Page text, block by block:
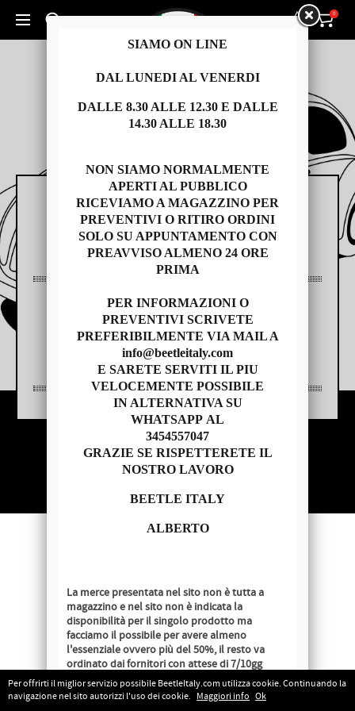
Cerca un prodotto... 0 0
Per offrirti il miglior servizio possibile BeetleItaly.com utilizza cookie. Continuando la
navigazione nel sito autorizzi l'uso dei cookie. Maggiori info Ok
RICAMBI
AUTO USATE
Copyright © 2014 - BEETLE ITALY
P.IVA 04209620279
SIAMO ON LINE
DAL LUNEDI AL VENERDI
DALLE 8.30 ALLE 12.30 E DALLE
14.30 ALLE 18.30
NON SIAMO NORMALMENTE
APERTI AL PUBBLICO
RICEVIAMO A MAGAZZINO PER
PREVENTIVI O RITIRO ORDINI
SOLO SU APPUNTAMENTO CON
PREAVVISO ALMENO 24 ORE
PRIMA
PER INFORMAZIONI O
PREVENTIVI SCRIVETE
PREFERIBILMENTE VIA MAIL A
info@beetleitaly.com
E SARETE SERVITI IL PIU
VELOCEMENTE POSSIBILE
IN ALTERNATIVA SU
WHATSAPP AL
3454557047
GRAZIE SE RISPETTERETE IL
NOSTRO LAVORO
BEETLE ITALY
ALBERTO
La merce presentata nel sito non è tutta a
magazzino e nel sito non è indicata la
disponibilità per il singolo prodotto ma
facciamo il possibile per avere almeno
l'essenziale ovvero più del 50%, il resto va
ordinato dai fornitori con attese di 7/10gg
lavorativi salvo disponibilità al momento
dell'ordine.